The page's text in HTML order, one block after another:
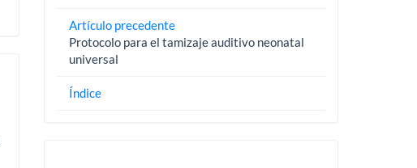
Artículo precedente
Protocolo para el tamizaje auditivo neonatal
universal
Índice